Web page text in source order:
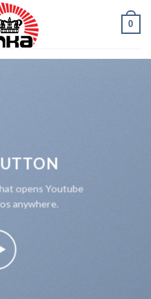
0
opens Youtube
anywhere.